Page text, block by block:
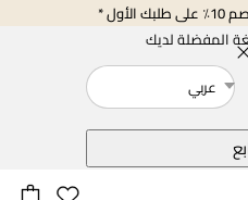
*
المفضلة لديك
عربي